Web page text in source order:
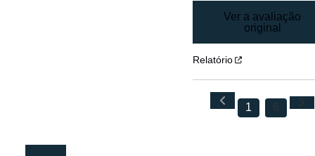
Ver a avaliação
original
Relatório
1 6